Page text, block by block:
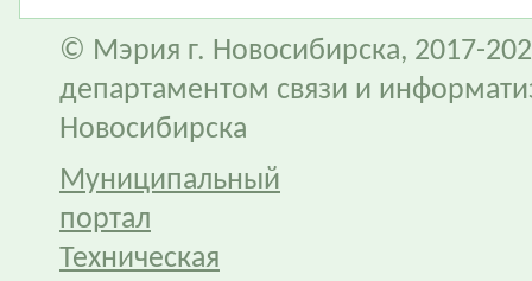
© Мэрия г. Новосибирска, 2017-
департаментом связи и
Новосибирска
Муниципальный
портал
Техническая